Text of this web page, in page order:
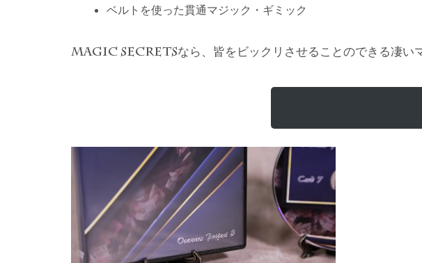
ベルトを使った貫通マジック・ギミック
MAGIC SECRETSなら、皆をビックリさせることのできる凄い